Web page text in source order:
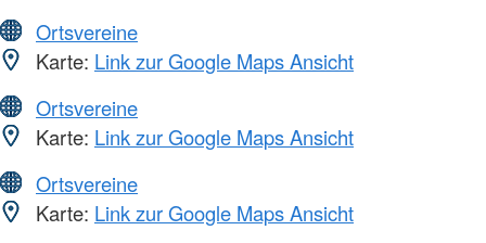
Ortsvereine
Karte: Link zur Google Maps Ansicht
Ortsvereine
Karte: Link zur Google Maps Ansicht
Ortsvereine
Karte: Link zur Google Maps Ansicht